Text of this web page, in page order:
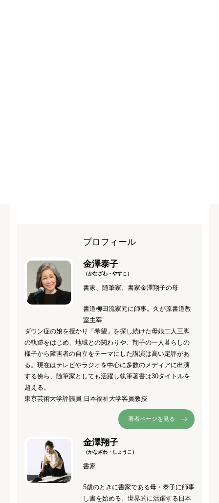
プロフィール
金澤泰子
（かなざわ・やすこ）
書家、随筆家、書家金澤翔子の母
書道柳田流家元に師事。久が原書道教
室主宰
ダウン症の娘を授かり「希望」を探し続けた母娘二人三脚
の軌跡をはじめ、地域との関わりや、翔子の一人暮らしの
様子から障害者の自立をテーマにした講演は高い定評があ
る。現在はテレビやラジオを中心に多数のメディアに出演
する傍ら、随筆家としても活躍し執筆著書は30タイトルを
超える。
東京芸術大学評議員 日本福祉大学客員教授
著者ページを見る
金澤翔子
（かなざわ・しょうこ）
書家
5歳のときに書家である母・泰子に師事
し書を始める。世界的に活躍する日本